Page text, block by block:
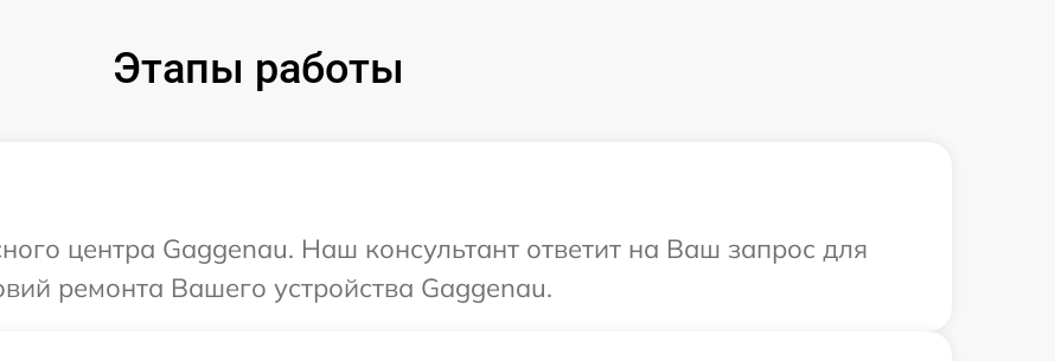
Этапы работы
центра Gaggenau. Наш консультант ответит на Ваш запрос для
ремонта Вашего устройства Gaggenau.